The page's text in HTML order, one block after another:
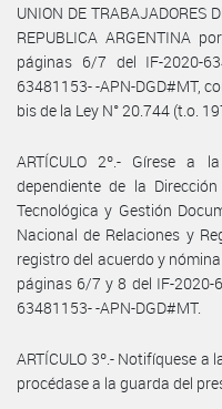
UNION DE TRABAJADORES
REPUBLICA ARGENTINA
páginas 6/7 del IF-2020-
63481153- -APN-DGD#MT,
bis de la Ley N° 20.744 (t.o.
ARTÍCULO 2º.- Gírese a
dependiente de la
Tecnológica y Gestión
Nacional de Relaciones y
registro del acuerdo y
páginas 6/7 y 8 del IF-2020-
63481153- -APN-DGD#MT.
ARTÍCULO 3º.- Notifíquese
procédase a la guarda del